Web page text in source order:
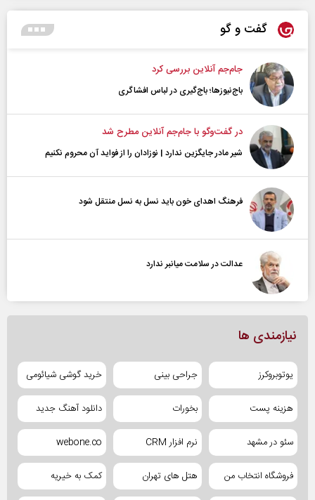
گفت و گو
جام‌جم آنلاین بررسی کرد
باج‌نیوزها؛ باج‌گیری در لباس افشاگری
در گفت‌و‌گو با جام‌جم آنلاین مطرح شد
شیر مادر جایگزین ندارد | نوزادان را از فواید آن محروم نکنیم
فرهنگ اهدای خون باید نسل به نسل منتقل شود
عدالت در سلامت میانبر ندارد
نیازمندی ها
یوتوبروکرز جراحی بینی خرید گوشی شیائومی
هزینه پست بخورات دانلود آهنگ جدید
سئو در مشهد نرم افزار CRM webone.co
فروشگاه انتخاب من هتل های تهران کمک به خیریه